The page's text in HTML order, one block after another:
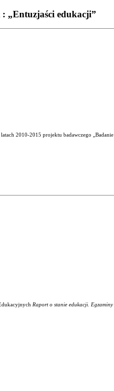
„Entuzjaści edukacji”
2010-2015 projektu badawczego
Raport o stanie edukacji.